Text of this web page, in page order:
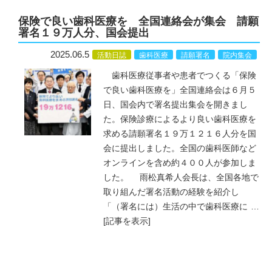
保険で良い歯科医療を 全国連絡会が集会 請願
署名１９万人分、国会提出
2025.06.5 活動日誌 歯科医療 請願署名 院内集会
歯科医療従事者や患者でつくる「保険
で良い歯科医療を」全国連絡会は６月５
日、国会内で署名提出集会を開きまし
た。保険診療によるより良い歯科医療を
求める請願署名１９万１２１６人分を国
会に提出しました。全国の歯科医師など
オンラインを含め約４００人が参加しま
した。 雨松真希人会長は、全国各地で
取り組んだ署名活動の経験を紹介し
「（署名には）生活の中で歯科医療に …
[記事を表示]